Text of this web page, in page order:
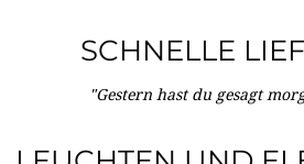
SCHNELLE
"Gestern hast du gesagt